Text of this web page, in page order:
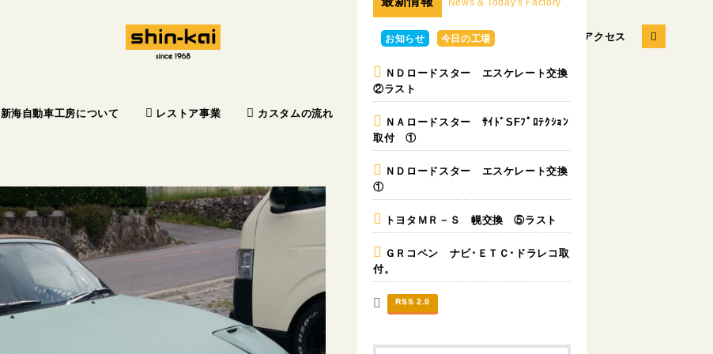
お問い合せ アクセス
新海自動車工房について レストア事業 カスタムの流れ パーツの販売
News & Today's Factory
お知らせ 今日の工場
ＮＤロードスター エスケレート交換
②ラスト
ＮＡロードスター ｻｲﾄﾞSFﾌﾟﾛﾃｸｼｮﾝ
取付 ①
ＮＤロードスター エスケレート交換
①
トヨタＭＲ－Ｓ 幌交換 ⑤ラスト
ＧＲコペン ナビ･ＥＴＣ･ドラレコ取
付。
RSS 2.0